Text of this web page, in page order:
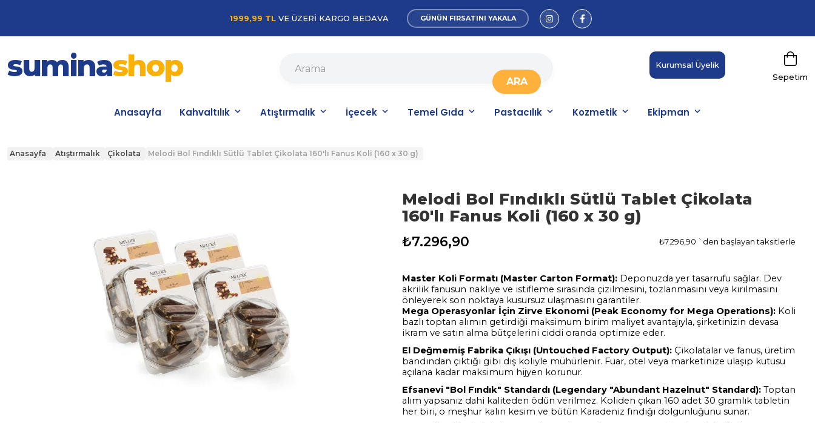
1999,99 TL VE ÜZERİ KARGO BEDAVA GÜNÜN FIRSATINI YAKALA
suminashop Sepetim
Kurumsal Üyelik
Anasayfa Kahvaltılık Atıştırmalık İçecek Temel Gıda Pastacılık Kozmetik Ekipman
Anasayfa Atıştırmalık Çikolata Melodi Bol Fındıklı Sütlü Tablet Çikolata 160'lı Fanus Koli (160 x 30 g)
Melodi Bol Fındıklı Sütlü Tablet Çikolata
160'lı Fanus Koli (160 x 30 g)
₺7.296,90 ₺7.296,90 `den başlayan taksitlerle
Master Koli Formatı (Master Carton Format): Deponuzda yer tasarrufu sağlar. Dev
akrilik fanusun nakliye ve istifleme sırasında çizilmesini, tozlanmasını veya kırılmasını
önleyerek son noktaya kusursuz ulaşmasını garantiler.
Mega Operasyonlar İçin Zirve Ekonomi (Peak Economy for Mega Operations): Koli
bazlı toptan alımın getirdiği maksimum birim maliyet avantajıyla, şirketinizin devasa
ikram ve satın alma bütçelerini ciddi oranda optimize eder.
El Değmemiş Fabrika Çıkışı (Untouched Factory Output): Çikolatalar ve fanus, üretim
bandından çıktığı gibi dış koliyle mühürlenir. Fuar, otel veya marketinize ulaşıp kutusu
açılana kadar maksimum hijyen korunur.
Efsanevi "Bol Fındık" Standardı (Legendary "Abundant Hazelnut" Standard): Toptan
alım yapsanız dahi kaliteden ödün verilmez. Koliden çıkan 160 adet 30 gramlık tabletin
her biri, o meşhur kalın kesim ve bütün Karadeniz fındığı dolgunluğunu sunar.